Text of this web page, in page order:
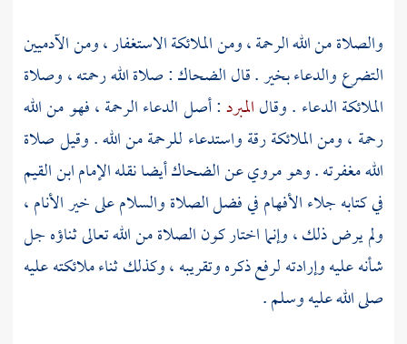
والصلاة من الله الرحمة ، ومن الملائكة الاستغفار ، ومن الآدميين
التضرع والدعاء بخير . قالالضحاك: صلاة الله رحمته ، وصلاة
الملائكة الدعاء . وقالالمبرد: أصل الدعاء الرحمة ، فهو من الله
رحمة ، ومن الملائكة رقة واستدعاء للرحمة من الله . وقيل صلاة
الله مغفرته . وهو مروي عنالضحاكأيضا نقله الإمامابن القيم
في كتابه جلاء الأفهام في فضل الصلاة والسلام على خير الأنام ،
ولم يرض ذلك ، وإنما اختار كون الصلاة من الله تعالى ثناؤه جل
شأنه عليه وإرادته لرفع ذكره وتقريبه ، وكذلك ثناء ملائكته عليه
صلى الله عليه وسلم .